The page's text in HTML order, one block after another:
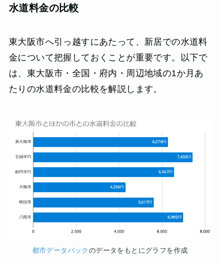
水道料金の比較
東大阪市へ引っ越すにあたって、新居での水道料
金について把握しておくことが重要です。以下で
は、東大阪市・全国・府内・周辺地域の1か月あ
たりの水道料金の比較を解説します。
都市データパックのデータをもとにグラフを作成